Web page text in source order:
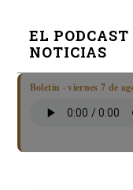
EL
NOTICIAS
Boletín · viernes 7 de